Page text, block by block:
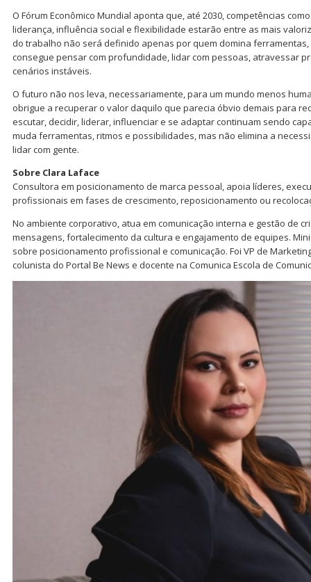
O Fórum Econômico Mundial aponta que, até 2030, competências
liderança, influência social e flexibilidade estarão entre as mais
do trabalho não será definido apenas por quem domina
consegue pensar com profundidade, lidar com pessoas, atravessar
cenários instáveis.
O futuro não nos leva, necessariamente, para um mundo menos
obrigue a recuperar o valor daquilo que parecia óbvio demais para
escutar, decidir, liderar, influenciar e se adaptar continuam sendo
muda ferramentas, ritmos e possibilidades, mas não elimina a
lidar com gente.
Sobre Clara Laface
Consultora em posicionamento de marca pessoal, apoia líderes,
profissionais em fases de crescimento, reposicionamento ou
No ambiente corporativo, atua em comunicação interna e gestão de
mensagens, fortalecimento da cultura e engajamento de equipes.
sobre posicionamento profissional e comunicação. Foi VP de Marketing
colunista do Portal Be News e docente na Comunica Escola de